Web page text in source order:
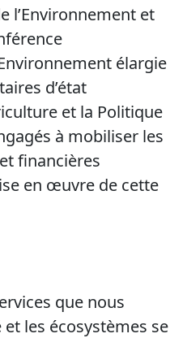
l’Environnement et
élargie
d’état
et la Politique
à mobiliser les
financières
en œuvre de cette
que nous
les écosystèmes se